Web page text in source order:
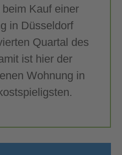
Kauf einer
in Düsseldorf
Quartal des
ist hier der
Wohnung in